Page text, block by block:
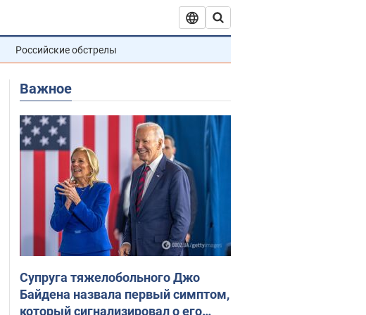
Российские обстрелы
Важное
Супруга тяжелобольного Джо
Байдена назвала первый симптом,
который сигнализировал о его